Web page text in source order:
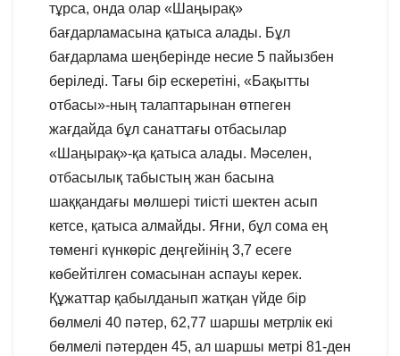
тұрса, онда олар «Шаңырақ»
бағдарламасына қатыса алады. Бұл
бағдарлама шеңберінде несие 5 пайызбен
беріледі. Тағы бір ескеретіні, «Бақытты
отбасы»-ның талаптарынан өтпеген
жағдайда бұл санаттағы отбасылар
«Шаңырақ»-қа қатыса алады. Мәселен,
отбасылық табыстың жан басына
шаққандағы мөлшері тиісті шектен асып
кетсе, қатыса алмайды. Яғни, бұл сома ең
төменгі күнкөріс деңгейінің 3,7 есеге
көбейтілген сомасынан аспауы керек.
Құжаттар қабылданып жатқан үйде бір
бөлмелі 40 пәтер, 62,77 шаршы метрлік екі
бөлмелі пәтерден 45, ал шаршы метрі 81-ден